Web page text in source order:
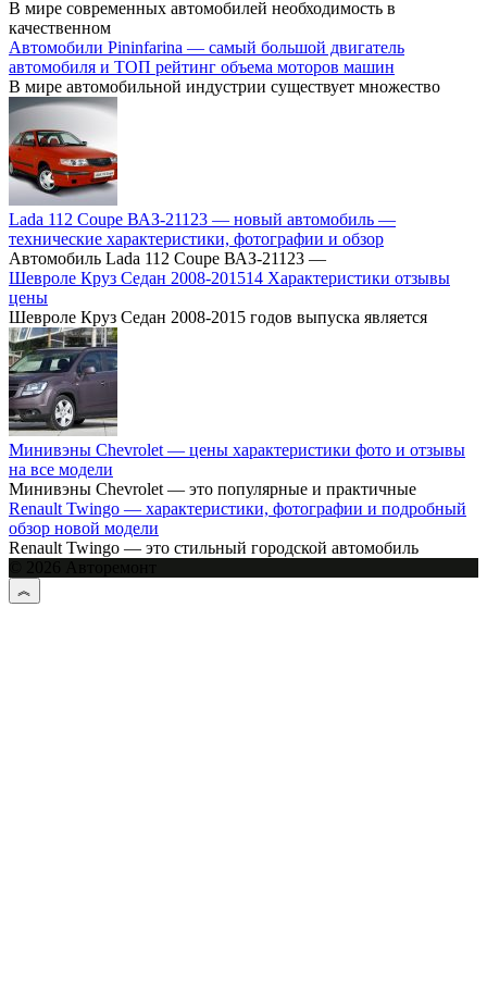
В мире современных автомобилей необходимость в
качественном
Автомобили Pininfarina — самый большой двигатель
автомобиля и ТОП рейтинг объема моторов машин
В мире автомобильной индустрии существует множество
Lada 112 Coupe ВАЗ-21123 — новый автомобиль —
технические характеристики, фотографии и обзор
Автомобиль Lada 112 Coupe ВАЗ-21123 —
Шевроле Круз Cедан 2008-201514 Характеристики отзывы
цены
Шевроле Круз Седан 2008-2015 годов выпуска является
Минивэны Chevrolet — цены характеристики фото и отзывы
на все модели
Минивэны Chevrolet — это популярные и практичные
Renault Twingo — характеристики, фотографии и подробный
обзор новой модели
Renault Twingo — это стильный городской автомобиль